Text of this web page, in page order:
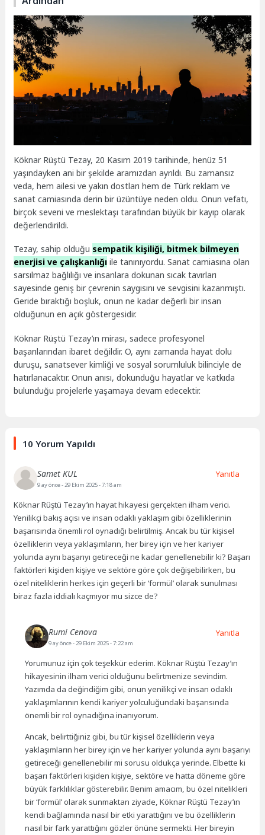
Köknar Rüştü Tezay, 20 Kasım 2019 tarihinde, henüz 51
yaşındayken ani bir şekilde aramızdan ayrıldı. Bu zamansız
veda, hem ailesi ve yakın dostları hem de Türk reklam ve
sanat camiasında derin bir üzüntüye neden oldu. Onun vefatı,
birçok seveni ve meslektaşı tarafından büyük bir kayıp olarak
değerlendirildi.
Tezay, sahip olduğu sempatik kişiliği, bitmek bilmeyen
enerjisi ve çalışkanlığı ile tanınıyordu. Sanat camiasına olan
sarsılmaz bağlılığı ve insanlara dokunan sıcak tavırları
sayesinde geniş bir çevrenin saygısını ve sevgisini kazanmıştı.
Geride bıraktığı boşluk, onun ne kadar değerli bir insan
olduğunun en açık göstergesidir.
Köknar Rüştü Tezay’ın mirası, sadece profesyonel
başarılarından ibaret değildir. O, aynı zamanda hayat dolu
duruşu, sanatsever kimliği ve sosyal sorumluluk bilinciyle de
hatırlanacaktır. Onun anısı, dokunduğu hayatlar ve katkıda
bulunduğu projelerle yaşamaya devam edecektir.
10 Yorum Yapıldı
Samet KUL
9 ay önce- 29 Ekim 2025 - 7:18 am
Köknar Rüştü Tezay’ın hayat hikayesi gerçekten ilham verici.
Yenilikçi bakış açısı ve insan odaklı yaklaşım gibi özelliklerinin
başarısında önemli rol oynadığı belirtilmiş. Ancak bu tür kişisel
özelliklerin veya yaklaşımların, her birey için ve her kariyer
yolunda aynı başarıyı getireceği ne kadar genellenebilir ki? Başarı
faktörleri kişiden kişiye ve sektöre göre çok değişebilirken, bu
özel niteliklerin herkes için geçerli bir ‘formül’ olarak sunulması
biraz fazla iddialı kaçmıyor mu sizce de?
Yanıtla
Rumi Cenova
9 ay önce- 29 Ekim 2025 - 7:22 am
Yorumunuz için çok teşekkür ederim. Köknar Rüştü Tezay’ın
hikayesinin ilham verici olduğunu belirtmenize sevindim.
Yazımda da değindiğim gibi, onun yenilikçi ve insan odaklı
yaklaşımlarının kendi kariyer yolculuğundaki başarısında
önemli bir rol oynadığına inanıyorum.
Ancak, belirttiğiniz gibi, bu tür kişisel özelliklerin veya
yaklaşımların her birey için ve her kariyer yolunda aynı başarıyı
getireceği genellenebilir mi sorusu oldukça yerinde. Elbette ki
başarı faktörleri kişiden kişiye, sektöre ve hatta döneme göre
büyük farklılıklar gösterebilir. Benim amacım, bu özel nitelikleri
bir ‘formül’ olarak sunmaktan ziyade, Köknar Rüştü Tezay’ın
kendi bağlamında nasıl bir etki yarattığını ve bu özelliklerin
nasıl bir fark yarattığını gözler önüne sermekti. Her bireyin
Yanıtla